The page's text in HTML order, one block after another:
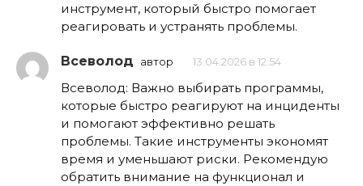
инструмент, который быстро помогает
реагировать и устранять проблемы.
Всеволод автор 13.04.2026 в 12:54
Всеволод: Важно выбирать программы,
которые быстро реагируют на инциденты
и помогают эффективно решать
проблемы. Такие инструменты экономят
время и уменьшают риски. Рекомендую
обратить внимание на функционал и